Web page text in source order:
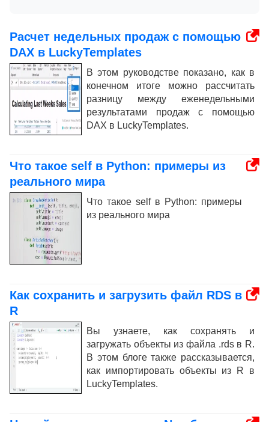
Расчет недельных продаж с помощью
DAX в LuckyTemplates
В этом руководстве показано, как в
конечном итоге можно рассчитать
разницу между еженедельными
результатами продаж с помощью
DAX в LuckyTemplates.
Что такое self в Python: примеры из
реального мира
Что такое self в Python: примеры
из реального мира
Как сохранить и загрузить файл RDS в
R
Вы узнаете, как сохранять и
загружать объекты из файла .rds в R.
В этом блоге также рассказывается,
как импортировать объекты из R в
LuckyTemplates.